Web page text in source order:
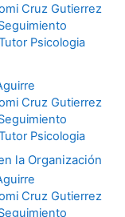
Cruz Gutierrez
Psicologia
Cruz Gutierrez
Psicologia
la Organización
Cruz Gutierrez